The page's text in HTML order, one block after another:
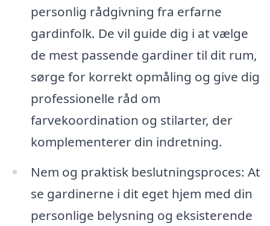
personlig rådgivning fra erfarne
gardinfolk. De vil guide dig i at vælge
de mest passende gardiner til dit rum,
sørge for korrekt opmåling og give dig
professionelle råd om
farvekoordination og stilarter, der
komplementerer din indretning.
Nem og praktisk beslutningsproces: At
se gardinerne i dit eget hjem med din
personlige belysning og eksisterende